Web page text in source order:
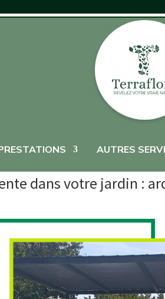
AUTRES
dans votre jardin :